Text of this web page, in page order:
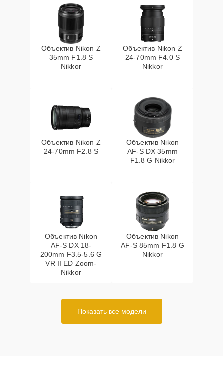
Объектив Nikon Z
35mm F1.8 S
Nikkor
Объектив Nikon Z
24-70mm F4.0 S
Nikkor
Объектив Nikon Z
24-70mm F2.8 S
Объектив Nikon
AF-S DX 35mm
F1.8 G Nikkor
Объектив Nikon
AF-S DX 18-
200mm F3.5-5.6 G
VR II ED Zoom-
Nikkor
Объектив Nikon
AF-S 85mm F1.8 G
Nikkor
Показать все модели